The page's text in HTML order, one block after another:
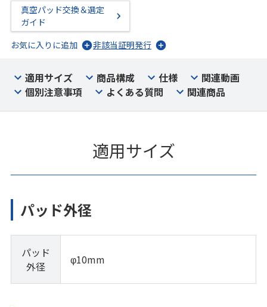
真空パッド交換＆選定
ガイド
お気に入りに追加
非該当証明発行
適用サイズ 商品構成 仕様
関連動画
個別注意事項
よくある質問 関連商品
適用サイズ
パッド外径
パッド
外径
φ10mm